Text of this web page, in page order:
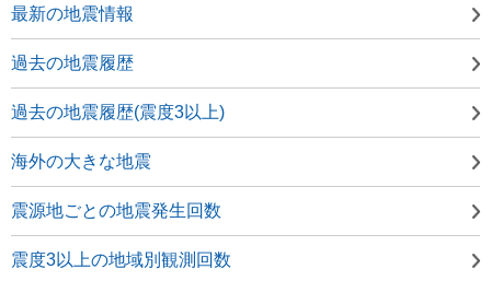
最新の地震情報
過去の地震履歴
過去の地震履歴(震度3以上)
海外の大きな地震
震源地ごとの地震発生回数
震度3以上の地域別観測回数